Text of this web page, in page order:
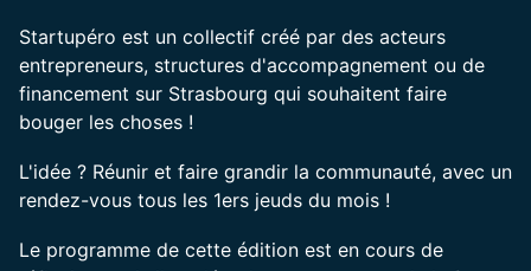
Startupéro est un collectif créé par des acteurs
entrepreneurs, structures d'accompagnement ou de
financement sur Strasbourg qui souhaitent faire
bouger les choses !
L'idée ? Réunir et faire grandir la communauté, avec un
rendez-vous tous les 1ers jeuds du mois !
Le programme de cette édition est en cours de